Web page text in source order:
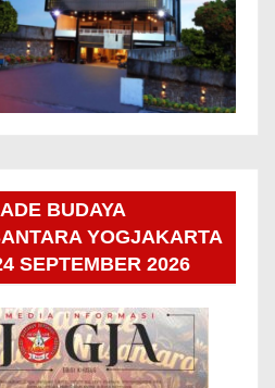
BUDAYA
YOGJAKARTA
SEPTEMBER 2026